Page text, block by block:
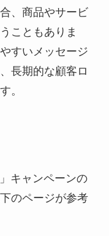
、商品やサービ
こともありま
すいメッセージ
長期的な顧客ロ
。
キャンペーンの
のページが参考